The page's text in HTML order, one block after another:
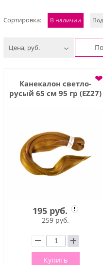
Сортировка: В наличии
Цена, руб.
Канекалон светло-
русый 65 см 95 гр (EZ27)
❤
195 руб.
259 руб.
Купить